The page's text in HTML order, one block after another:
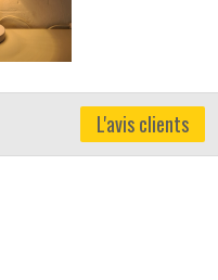
L'avis clients